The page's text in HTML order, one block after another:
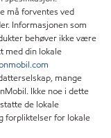
må forventes ved
Informasjonen som
behøver ikke være
med din lokale
mange
Ikke noe i dette
de lokale
forpliktelser for lokale